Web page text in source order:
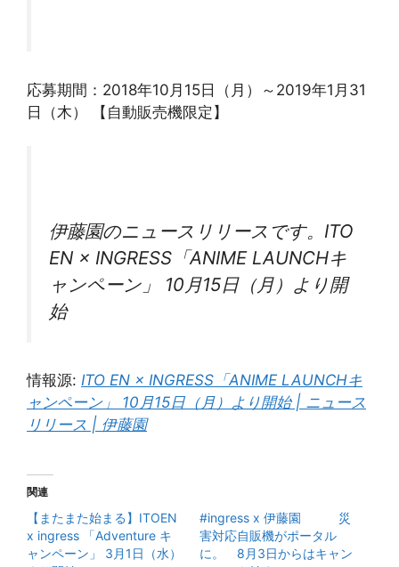
応募期間：2018年10月15日（月）～2019年1月31
日（木） 【自動販売機限定】
伊藤園のニュースリリースです。ITO
EN × INGRESS「ANIME LAUNCHキ
ャンペーン」 10月15日（月）より開
始
情報源: ITO EN × INGRESS「ANIME LAUNCHキ
ャンペーン」 10月15日（月）より開始 | ニュース
リリース | 伊藤園
関連
【またまた始まる】ITOEN
x ingress 「Adventure キ
ャンペーン」 3月1日（水）
#ingress x 伊藤園 災
害対応自販機がポータル
に。 8月3日からはキャン